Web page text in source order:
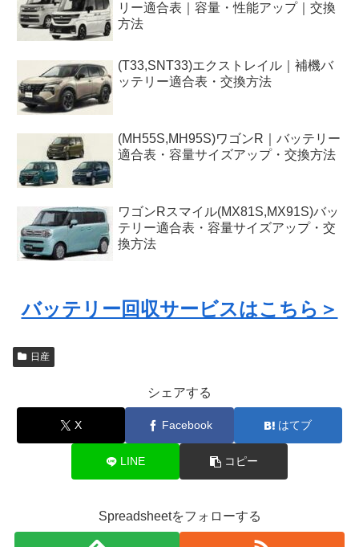
リー適合表｜容量・性能アップ｜交換
方法
(T33,SNT33)エクストレイル｜補機バ
ッテリー適合表・交換方法
(MH55S,MH95S)ワゴンR｜バッテリー
適合表・容量サイズアップ・交換方法
ワゴンRスマイル(MX81S,MX91S)バッ
テリー適合表・容量サイズアップ・交
換方法
バッテリー回収サービスはこちら＞
日産
シェアする
X Facebook はてブ
LINE コピー
Spreadsheetをフォローする